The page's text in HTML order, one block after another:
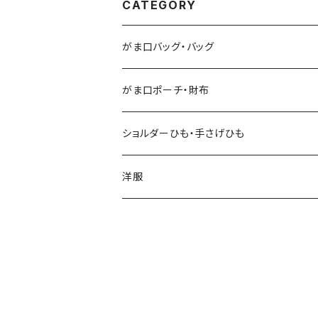
CATEGORY
がま口バッグ・バッグ
がま口ポーチ・財布
ショルダーひも・手さげひも
洋服